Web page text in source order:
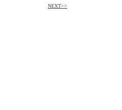
NEXT>>